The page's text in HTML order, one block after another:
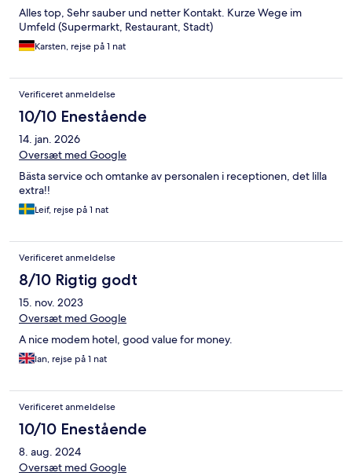
Alles top, Sehr sauber und netter Kontakt. Kurze Wege im
Umfeld (Supermarkt, Restaurant, Stadt)
Karsten, rejse på 1 nat
Verificeret anmeldelse
10/10 Enestående
14. jan. 2026
Oversæt med Google
Bästa service och omtanke av personalen i receptionen, det lilla
extra!!
Leif, rejse på 1 nat
Verificeret anmeldelse
8/10 Rigtig godt
15. nov. 2023
Oversæt med Google
A nice modem hotel, good value for money.
Ian, rejse på 1 nat
Verificeret anmeldelse
10/10 Enestående
8. aug. 2024
Oversæt med Google